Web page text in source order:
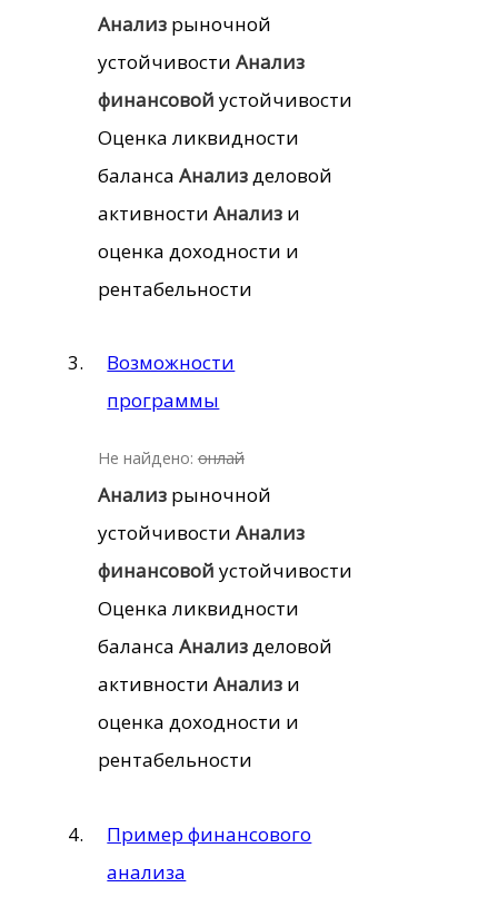
Анализрыночной
устойчивости Анализ
финансовой устойчивости
Оценка ликвидности
баланса Анализделовой
активности Анализи
оценка доходности и
рентабельности
Возможности
программы
Не найдено: онлай
Анализрыночной
устойчивости Анализ
финансовой устойчивости
Оценка ликвидности
баланса Анализделовой
активности Анализи
оценка доходности и
рентабельности
Пример финансового
анализа